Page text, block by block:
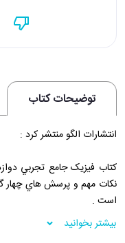
توضیحات کتاب
انتشارات الگو منتشر کرد :
کتاب فيزيک جامع تجربي
نکات مهم و پرسش هاي چهار
است .
فروشگاه اينترنتي30بوک
بیشتر بخوانید